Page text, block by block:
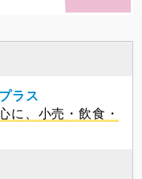
ラス
に、小売・飲食・